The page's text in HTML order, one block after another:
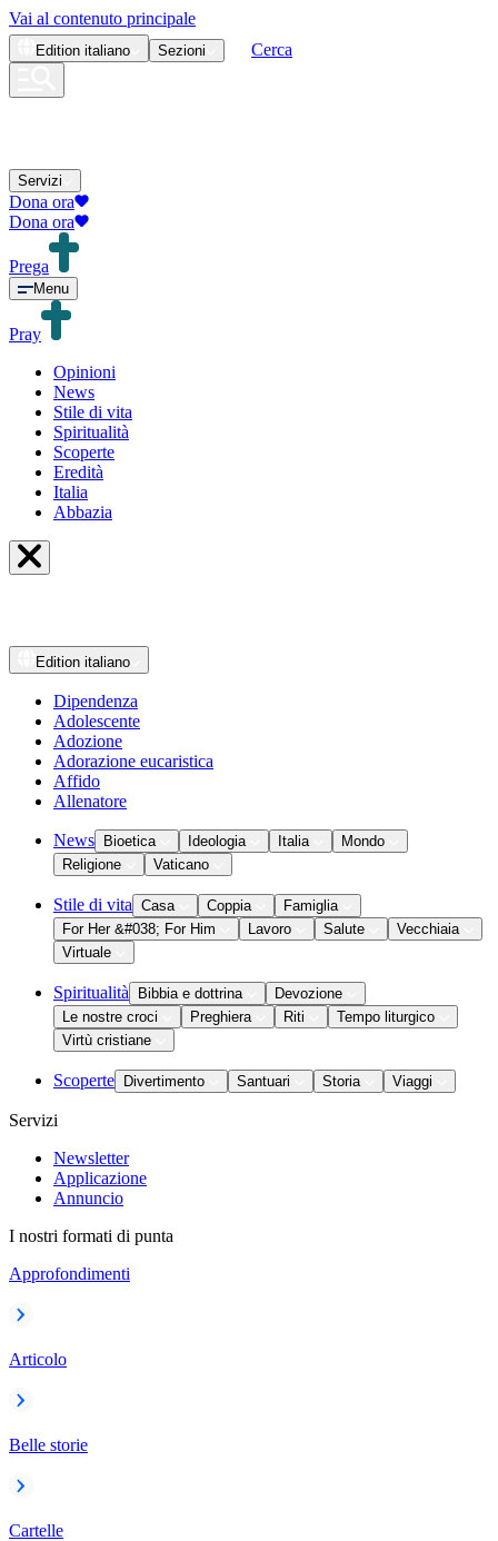
Vai al contenuto principale
Edition italiano Sezioni Cerca
Servizi
Dona ora
Dona ora
Prega
Menu
Pray
Opinioni
News
Stile di vita
Spiritualità
Scoperte
Eredità
Italia
Abbazia
Edition italiano
Dipendenza
Adolescente
Adozione
Adorazione eucaristica
Affido
Allenatore
News Bioetica Ideologia Italia
Mondo
Religione
Vaticano
Stile di vita Casa Coppia
Famiglia
For Her &#038; For Him
Lavoro Salute
Vecchiaia
Virtuale
Spiritualità Bibbia e dottrina
Devozione
Le nostre croci
Preghiera Riti
Tempo liturgico
Virtù cristiane
Scoperte Divertimento Santuari Storia Viaggi
Servizi
Newsletter
Applicazione
Annuncio
I nostri formati di punta
Approfondimenti
Articolo
Belle storie
Cartelle